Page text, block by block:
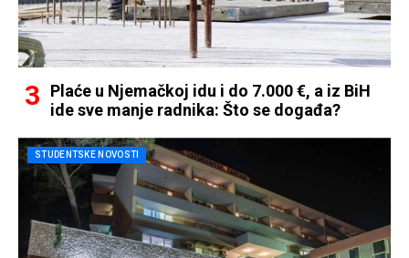
Plaće u Njemačkoj idu i do 7.000 €, a iz BiH
ide sve manje radnika: Što se događa?
STUDENTSKE NOVOSTI